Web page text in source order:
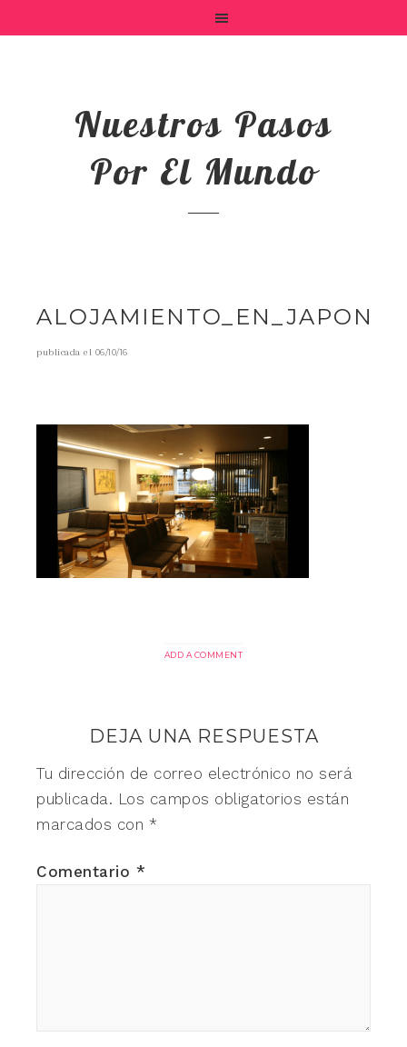
Nuestros Pasos
Por El Mundo
ALOJAMIENTO_EN_JAPON
publicada el 06/10/16
ADD A COMMENT
DEJA UNA RESPUESTA
Tu dirección de correo electrónico no será
publicada. Los campos obligatorios están
marcados con *
Comentario *